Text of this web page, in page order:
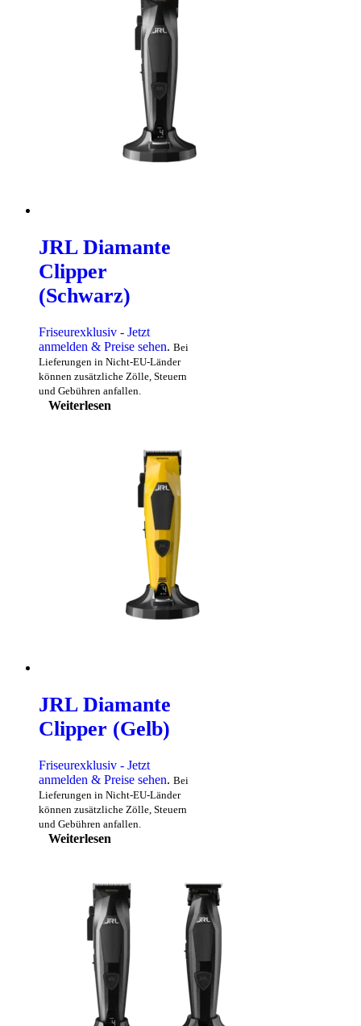
JRL Diamante
Clipper
(Schwarz)
Friseurexklusiv - Jetzt
anmelden & Preise sehen. Bei
Lieferungen in Nicht-EU-Länder
können zusätzliche Zölle, Steuern
und Gebühren anfallen.
Weiterlesen
JRL Diamante
Clipper (Gelb)
Friseurexklusiv - Jetzt
anmelden & Preise sehen. Bei
Lieferungen in Nicht-EU-Länder
können zusätzliche Zölle, Steuern
und Gebühren anfallen.
Weiterlesen